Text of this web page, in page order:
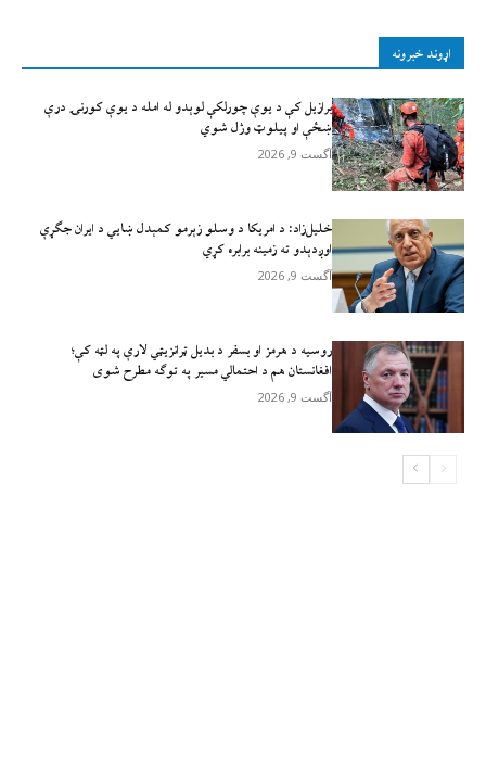
اړوند خبرونه
برازیل کې د يوې چورلکې لوېدو له امله د یوې کورنۍ درې
ښځې او پیلوټ وژل شوي
آگست 9, 2026
خلیل‌زاد: د امریکا د وسلو زېرمو کمېدل ښايي د ایران جګړې
اوږدېدو ته زمینه برابره کړي
آگست 9, 2026
روسیه د هرمز او بسفر د بدیل ټرانزیټي لارې په لټه کې؛
افغانستان هم د احتمالي مسیر په توګه مطرح شوی
آگست 9, 2026